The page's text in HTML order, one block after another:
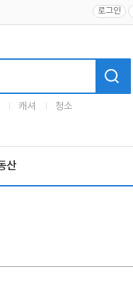
로그인
캐셔 청소
산